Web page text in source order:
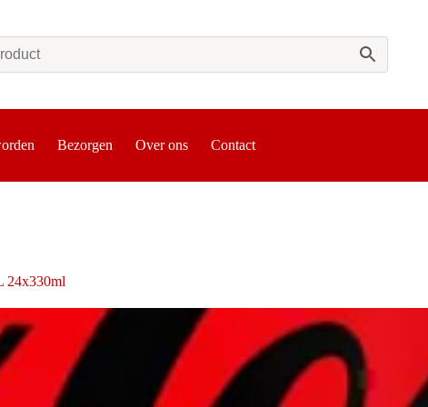
Bezorgen Over ons Contact
24x330ml